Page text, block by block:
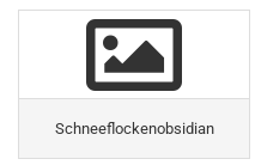
Schneeflockenobsidian